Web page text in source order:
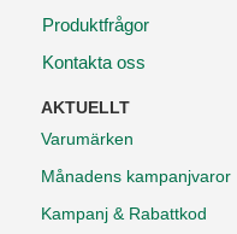
Produktfrågor
Kontakta oss
AKTUELLT
Varumärken
Månadens kampanjvaror
Kampanj & Rabattkod